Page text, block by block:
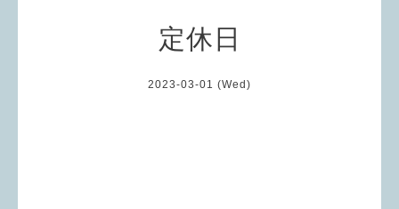
定休日
2023-03-01 (Wed)